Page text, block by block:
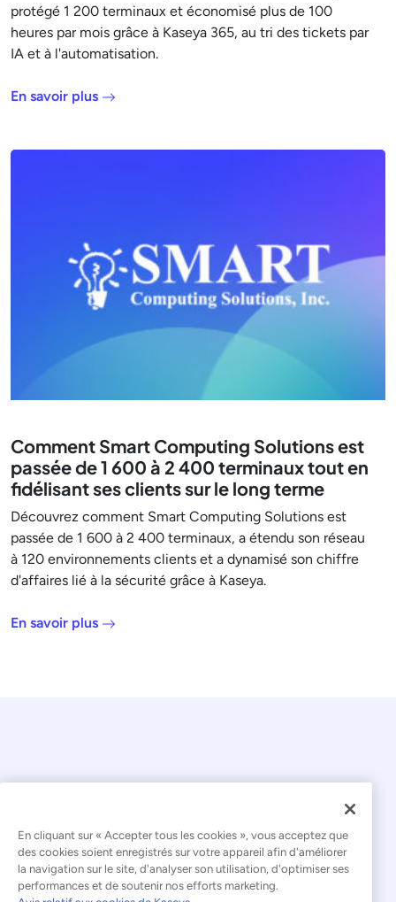
protégé 1 200 terminaux et économisé plus de 100
heures par mois grâce à Kaseya 365, au tri des tickets par
IA et à l'automatisation.
En savoir plus
Comment Smart Computing Solutions est
passée de 1 600 à 2 400 terminaux tout en
fidélisant ses clients sur le long terme
Découvrez comment Smart Computing Solutions est
passée de 1 600 à 2 400 terminaux, a étendu son réseau
à 120 environnements clients et a dynamisé son chiffre
d'affaires lié à la sécurité grâce à Kaseya.
En savoir plus
© 2026 Kaseya. Tous droits réservés.
Français
En cliquant sur « Accepter tous les cookies », vous acceptez que
des cookies soient enregistrés sur votre appareil afin d'améliorer
la navigation sur le site, d'analyser son utilisation, d'optimiser ses
performances et de soutenir nos efforts marketing.